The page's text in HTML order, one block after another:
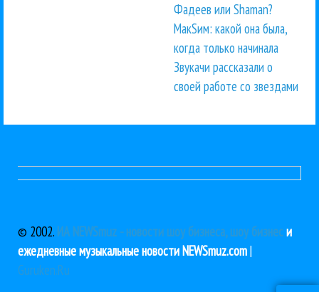
Фадеев или Shaman?
МакSим: какой она была,
когда только начинала
Звукачи рассказали о
своей работе со звездами
© 2002. ИА NEWSmuz - новости шоу бизнеса, шоу бизнеси
ежедневные музыкальные новости NEWSmuz.com|
Guruken.Ru